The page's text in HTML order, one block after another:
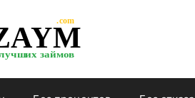
займов
.com